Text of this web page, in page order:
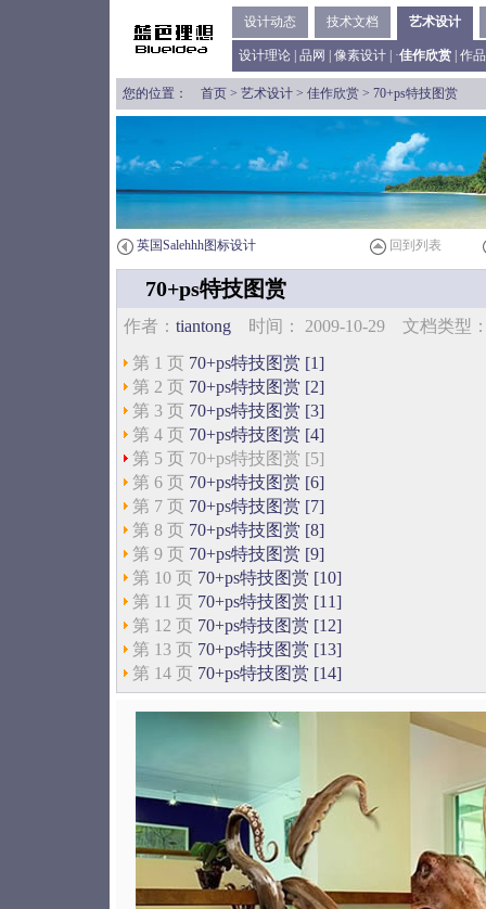
设计动态 技术文档 艺术设计
设计理论 品网 像素设计 | ·佳作欣赏 作
您的位置： 首页 > 艺术设计 > 佳作欣赏 > 70+ps特技图赏
英国Salehhh图标设计 回到列表
70+ps特技图赏
作者： tiantong 时间： 2009-10-29 文档类型
第 1 页 70+ps特技图赏 [1]
第 2 页 70+ps特技图赏 [2]
第 3 页 70+ps特技图赏 [3]
第 4 页 70+ps特技图赏 [4]
第 5 页 70+ps特技图赏 [5]
第 6 页 70+ps特技图赏 [6]
第 7 页 70+ps特技图赏 [7]
第 8 页 70+ps特技图赏 [8]
第 9 页 70+ps特技图赏 [9]
第 10 页 70+ps特技图赏 [10]
第 11 页 70+ps特技图赏 [11]
第 12 页 70+ps特技图赏 [12]
第 13 页 70+ps特技图赏 [13]
第 14 页 70+ps特技图赏 [14]